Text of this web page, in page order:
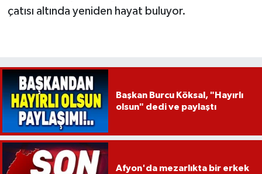
çatısı altında yeniden hayat buluyor.
Başkan Burcu Köksal, "Hayırlı
olsun" dedi ve paylaştı
Afyon'da mezarlıkta bir erkek